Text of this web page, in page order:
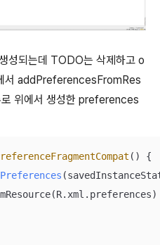
성되는데 TODO는 삭제하고 o
서 addPreferencesFromRes
위에서 생성한 preferences
() {